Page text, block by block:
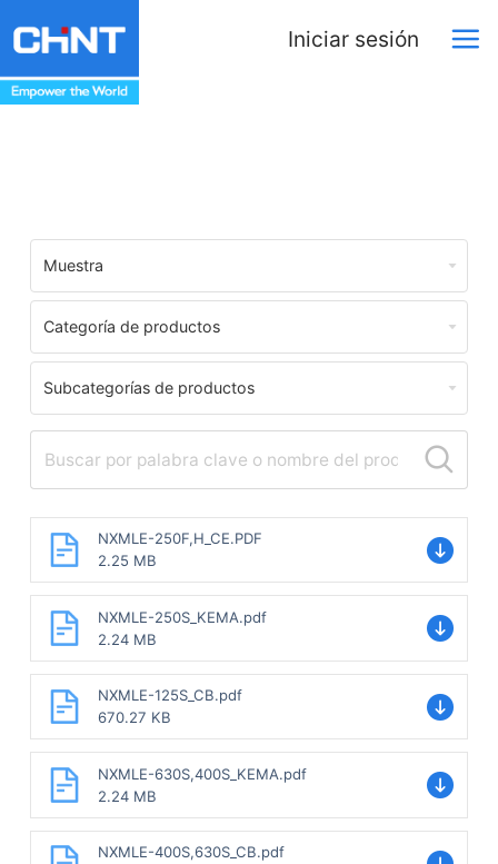
Iniciar sesión
Muestra
Categoría de productos
Subcategorías de productos
NXMLE-250F,H_CE.PDF
2.25 MB
NXMLE-250S_KEMA.pdf
2.24 MB
NXMLE-125S_CB.pdf
670.27 KB
NXMLE-630S,400S_KEMA.pdf
2.24 MB
NXMLE-400S,630S_CB.pdf